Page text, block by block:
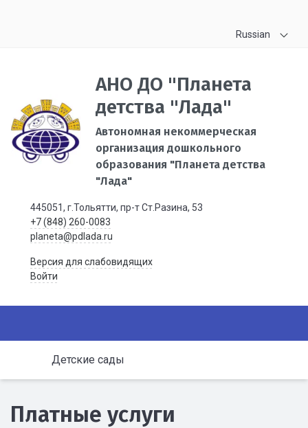
Russian
АНО ДО "Планета
детства "Лада"
Автономная некоммерческая
организация дошкольного
образования "Планета детства
"Лада"
445051, г.Тольятти, пр-т Ст.Разина, 53
+7 (848) 260-0083
planeta@pdlada.ru
Версия для слабовидящих
Войти
Детские сады
Платные услуги